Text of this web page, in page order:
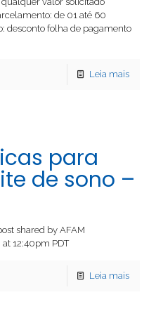
de 01 até 60
desconto folha de pagamento
Leia mais
para
de sono –
shared by AFAM
12:40pm PDT
Leia mais